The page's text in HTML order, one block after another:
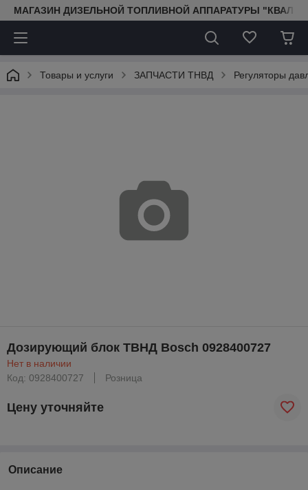
МАГАЗИН ДИЗЕЛЬНОЙ ТОПЛИВНОЙ АППАРАТУРЫ
Товары и услуги ЗАПЧАСТИ ТНВД Регуляторы
Дозирующий блок ТВНД Bosch 0928400727
Нет в наличии
Код: 0928400727
Розница
Цену уточняйте
Описание